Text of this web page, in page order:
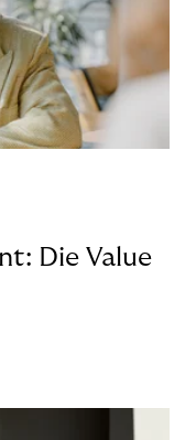
Die Value